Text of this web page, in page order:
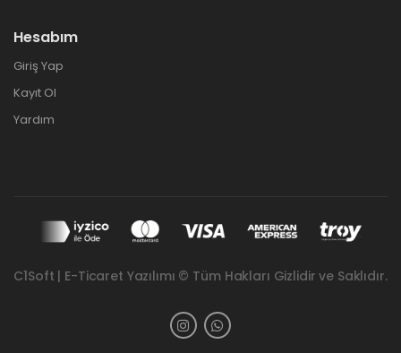
Hesabım
Giriş Yap
Kayıt Ol
Yardım
C1Soft | E-Ticaret Yazılımı © Tüm Hakları Gizlidir ve Saklıdır.